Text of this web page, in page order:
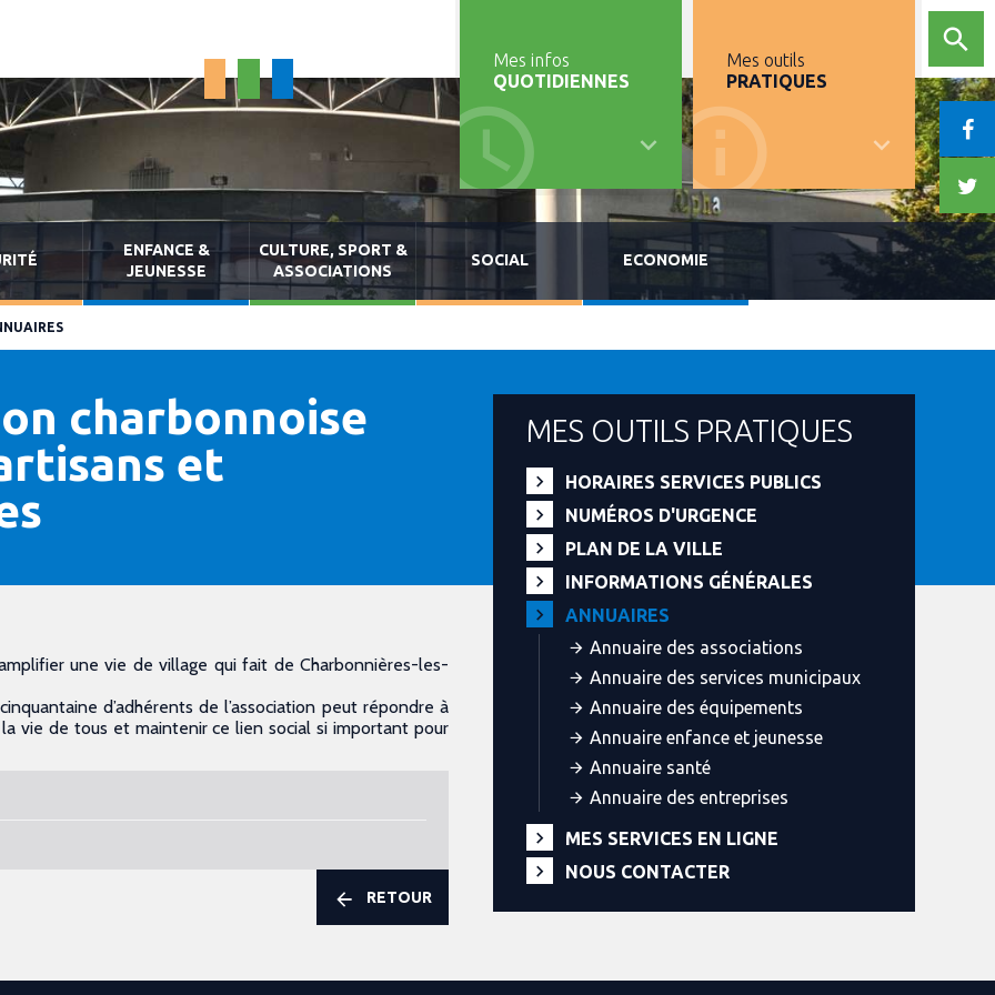
Mes infos
QUOTIDIENNES
Mes outils
PRATIQUES
ENFANCE &
JEUNESSE
CULTURE, SPORT &
ASSOCIATIONS
SOCIAL ECONOMIE
charbonnoise
et
une vie de village qui fait de Charbonnières-les-
d’adhérents de l’association peut répondre à
vie de tous et maintenir ce lien social si important pour
RETOUR
MES OUTILS PRATIQUES
HORAIRES SERVICES PUBLICS
NUMÉROS D'URGENCE
PLAN DE LA VILLE
INFORMATIONS GÉNÉRALES
ANNUAIRES
Annuaire des associations
Annuaire des services municipaux
Annuaire des équipements
Annuaire enfance et jeunesse
Annuaire santé
Annuaire des entreprises
MES SERVICES EN LIGNE
NOUS CONTACTER